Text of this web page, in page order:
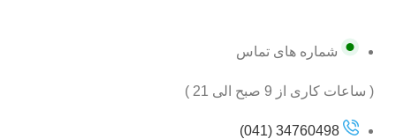
شماره های تماس
( ساعات کاری از 9 صبح الی 21 )
34760498 (041)